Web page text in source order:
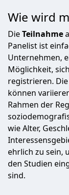
Wie wird
DieTeilnahme
Panelist ist
Unternehmen,
Möglichkeit,
registrieren. Die
können
Rahmen der
wie Alter,
ehrlich zu sein,
den Studien
sind.